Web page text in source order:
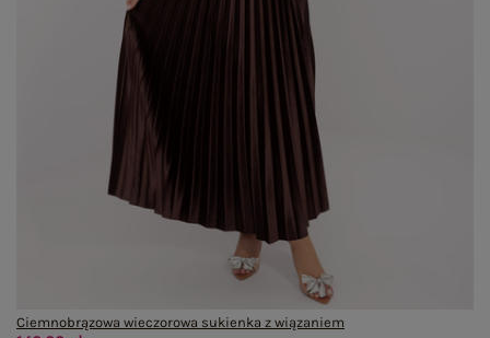
Ciemnobrązowa wieczorowa sukienka z wiązaniem